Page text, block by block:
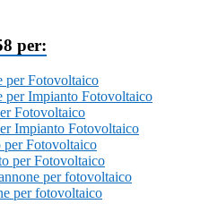
per:
per Fotovoltaico
per Impianto Fotovoltaico
Fotovoltaico
Impianto Fotovoltaico
Fotovoltaico
per Fotovoltaico
per fotovoltaico
per fotovoltaico